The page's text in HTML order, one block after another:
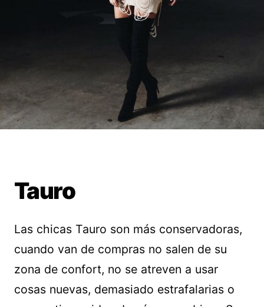
Tauro
Las chicas Tauro son más conservadoras,
cuando van de compras no salen de su
zona de confort, no se atreven a usar
cosas nuevas, demasiado estrafalarias o